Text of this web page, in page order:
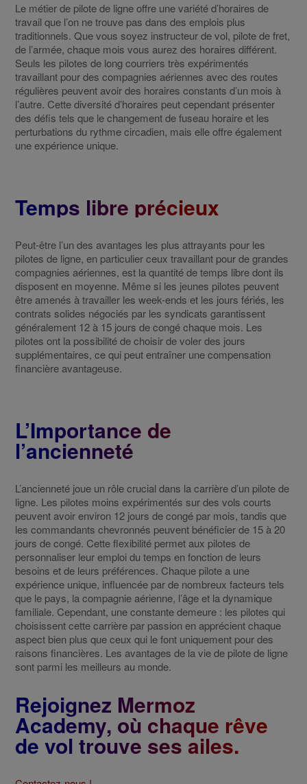
Le métier de pilote de ligne offre une variété d’horaires de
travail que l’on ne trouve pas dans des emplois plus
traditionnels. Que vous soyez instructeur de vol, pilote de fret,
de l’armée, chaque mois vous aurez des horaires différent.
Seuls les pilotes de long courriers très expérimentés
travaillant pour des compagnies aériennes avec des routes
régulières peuvent avoir des horaires constants d’un mois à
l’autre. Cette diversité d’horaires peut cependant présenter
des défis tels que le changement de fuseau horaire et les
perturbations du rythme circadien, mais elle offre également
une expérience unique.
Temps libre précieux
Peut-être l’un des avantages les plus attrayants pour les
pilotes de ligne, en particulier ceux travaillant pour de grandes
compagnies aériennes, est la quantité de temps libre dont ils
disposent en moyenne. Même si les jeunes pilotes peuvent
être amenés à travailler les week-ends et les jours fériés, les
contrats solides négociés par les syndicats garantissent
généralement 12 à 15 jours de congé chaque mois. Les
pilotes ont la possibilité de choisir de voler des jours
supplémentaires, ce qui peut entraîner une compensation
financière avantageuse.
L’Importance de
l’ancienneté
L’ancienneté joue un rôle crucial dans la carrière d’un pilote de
ligne. Les pilotes moins expérimentés sur des vols courts
peuvent avoir environ 12 jours de congé par mois, tandis que
les commandants chevronnés peuvent bénéficier de 15 à 20
jours de congé. Cette flexibilité permet aux pilotes de
personnaliser leur emploi du temps en fonction de leurs
besoins et de leurs préférences. Chaque pilote a une
expérience unique, influencée par de nombreux facteurs tels
que le pays, la compagnie aérienne, l’âge et la dynamique
familiale. Cependant, une constante demeure : les pilotes qui
choisissent cette carrière par passion en apprécient chaque
aspect bien plus que ceux qui le font uniquement pour des
raisons financières. Les avantages de la vie de pilote de ligne
sont parmi les meilleurs au monde.
Rejoignez Mermoz
Academy, où chaque rêve
de vol trouve ses ailes.